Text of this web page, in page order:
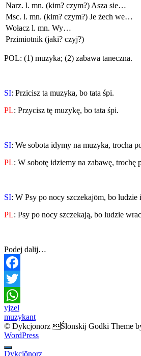
Narz. l. mn. (kim? czym?) Asza sie…
Msc. l. mn. (kim? czym?) Je żech we…
Wołacz l. mn. Wy…
Przimiotnik (jaki? czyj?)
POL: (1) muzyka; (2) zabawa taneczna.
SI: Przicisz ta muzyka, bo tata śpi.
PL: Przycisz tę muzykę, bo tata śpi.
SI: We sobota idymy na muzyka, trocha
PL: W sobotę idziemy na zabawę, trochę
SI: W Psy po nocy szczekajōm, bo ludzie
PL: Psy po nocy szczekają, bo ludzie
Podej dalij…
Facebook
Twitter
WhatsApp
Post
navigation
yjzel
muzykant
© Dykcjonorz Ślonskij Godki Theme
WordPress
Dykcjōnorz